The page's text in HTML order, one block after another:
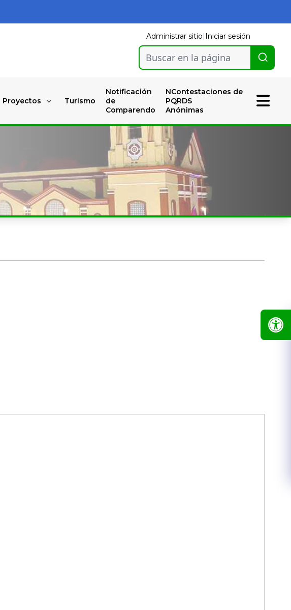
Administrar sitio|Iniciar sesión
Buscar en la página
Proyectos Turismo
Notificación
de
Comparendo
NContestaciones de
PQRDS
Anónimas